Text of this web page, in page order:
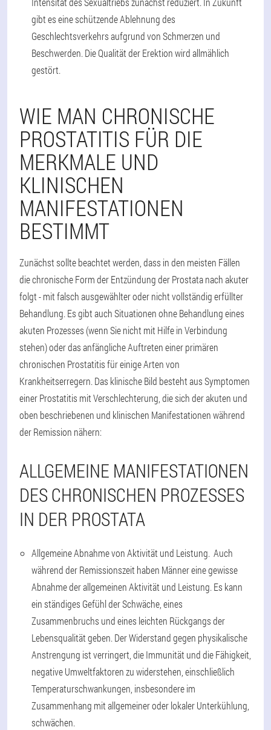
gibt es eine schützende Ablehnung des
Geschlechtsverkehrs aufgrund von Schmerzen und
Beschwerden. Die Qualität der Erektion wird allmählich
gestört.
WIE MAN CHRONISCHE
PROSTATITIS FÜR DIE
MERKMALE UND
KLINISCHEN
MANIFESTATIONEN
BESTIMMT
Zunächst sollte beachtet werden, dass in den meisten Fällen
die chronische Form der Entzündung der Prostata nach akuter
folgt - mit falsch ausgewählter oder nicht vollständig erfüllter
Behandlung. Es gibt auch Situationen ohne Behandlung eines
akuten Prozesses (wenn Sie nicht mit Hilfe in Verbindung
stehen) oder das anfängliche Auftreten einer primären
chronischen Prostatitis für einige Arten von
Krankheitserregern. Das klinische Bild besteht aus Symptomen
einer Prostatitis mit Verschlechterung, die sich der akuten und
oben beschriebenen und klinischen Manifestationen während
der Remission nähern:
ALLGEMEINE MANIFESTATIONEN
DES CHRONISCHEN PROZESSES
IN DER PROSTATA
Allgemeine Abnahme von Aktivität und Leistung. Auch
während der Remissionszeit haben Männer eine gewisse
Abnahme der allgemeinen Aktivität und Leistung. Es kann
ein ständiges Gefühl der Schwäche, eines
Zusammenbruchs und eines leichten Rückgangs der
Lebensqualität geben. Der Widerstand gegen physikalische
Anstrengung ist verringert, die Immunität und die Fähigkeit,
negative Umweltfaktoren zu widerstehen, einschließlich
Temperaturschwankungen, insbesondere im
Zusammenhang mit allgemeiner oder lokaler Unterkühlung,
schwächen.